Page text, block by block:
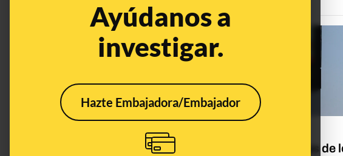
Ayúdanos a
investigar.
Hazte Embajadora/Embajador
Exponerse al sol sin
gafas de sol no tiene
temperaturas de